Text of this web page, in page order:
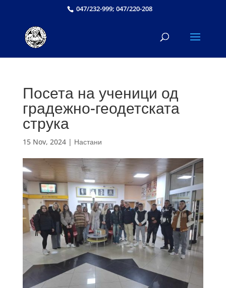
047/232-999; 047/220-208
Посета на ученици од
градежно-геодетската
струка
15 Nov, 2024| Настани